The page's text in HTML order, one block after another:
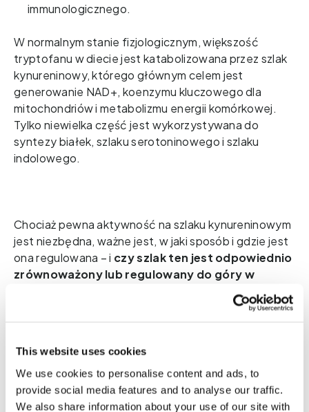
This website uses cookies
We use cookies to personalise content and ads, to
provide social media features and to analyse our traffic.
We also share information about your use of our site with
immunologicznego.
W normalnym stanie fizjologicznym, większość
tryptofanu w diecie jest katabolizowana przez szlak
kynureninowy, którego głównym celem jest
generowanie NAD+, koenzymu kluczowego dla
mitochondriów i metabolizmu energii komórkowej.
Tylko niewielka część jest wykorzystywana do
syntezy białek, szlaku serotoninowego i szlaku
indolowego.
Chociaż pewna aktywność na szlaku kynureninowym
jest niezbędna, ważne jest, w jaki sposób i gdzie jest
ona regulowana – i czy szlak ten jest odpowiednio
zrównoważony lub regulowany do góry w
odpowiedzi na długotrwały stres, obciążenie
W zrównoważonym środowisku jelitowym,
pożyteczne mikroby pomagają przesunąć
metabolizm tryptofanu w kierunku szlaku
indolowego, wytwarzając metabolity takie jak IPA.